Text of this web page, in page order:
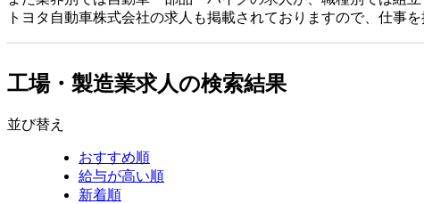
トヨタ自動車株式会社の求人も掲載されておりますので、仕事
工場・製造業求人の検索結果
並び替え
おすすめ順
給与が高い順
新着順